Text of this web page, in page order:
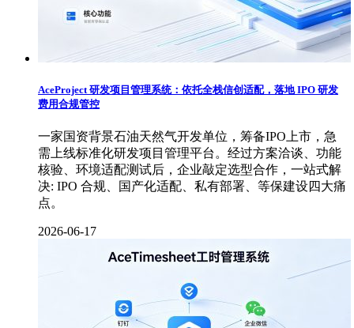
AceProject 研发项目管理系统：依托全栈信创适配，落地 IPO 研发
费用合规管控
一家国资背景石油天然气开发单位，筹备IPO上市，急
需上线标准化研发项目管理平台。经过方案洽谈、功能
核验、环境适配测试后，企业敲定选型合作，一站式解
决: IPO 合规、国产化适配、私有部署、等保建设四大痛
点。
2026-06-17